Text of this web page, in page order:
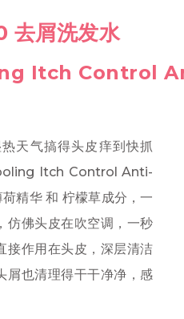
去屑洗发水
Itch Control
天气搞得头皮痒到快抓
Itch Control Anti-
精华 和 柠檬草成分，一
仿佛头皮在吹空调，一秒
接作用在头皮，深层清洁
屑也清理得干干净净，感